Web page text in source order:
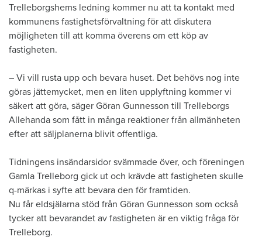
Trelleborgshems ledning kommer nu att ta kontakt med
kommunens fastighetsförvaltning för att diskutera
möjligheten till att komma överens om ett köp av
fastigheten.
– Vi vill rusta upp och bevara huset. Det behövs nog inte
göras jättemycket, men en liten upplyftning kommer vi
säkert att göra, säger Göran Gunnesson till Trelleborgs
Allehanda som fått in många reaktioner från allmänheten
efter att säljplanerna blivit offentliga.
Tidningens insändarsidor svämmade över, och föreningen
Gamla Trelleborg gick ut och krävde att fastigheten skulle
q-märkas i syfte att bevara den för framtiden.
Nu får eldsjälarna stöd från Göran Gunnesson som också
tycker att bevarandet av fastigheten är en viktig fråga för
Trelleborg.